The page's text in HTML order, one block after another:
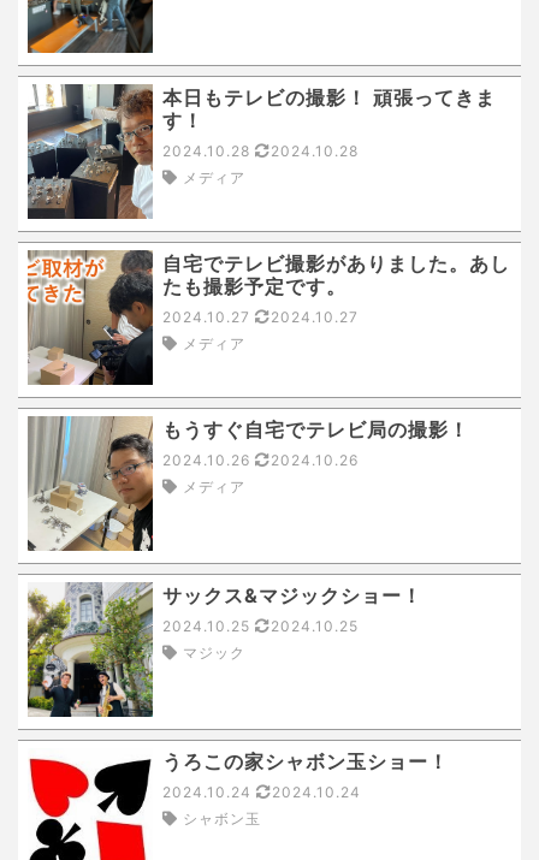
本日もテレビの撮影！ 頑張ってきま
す！
2024.10.28
2024.10.28
メディア
自宅でテレビ撮影がありました。あし
たも撮影予定です。
2024.10.27
2024.10.27
メディア
もうすぐ自宅でテレビ局の撮影！
2024.10.26
2024.10.26
メディア
サックス&マジックショー！
2024.10.25
2024.10.25
マジック
うろこの家シャボン玉ショー！
2024.10.24
2024.10.24
シャボン玉